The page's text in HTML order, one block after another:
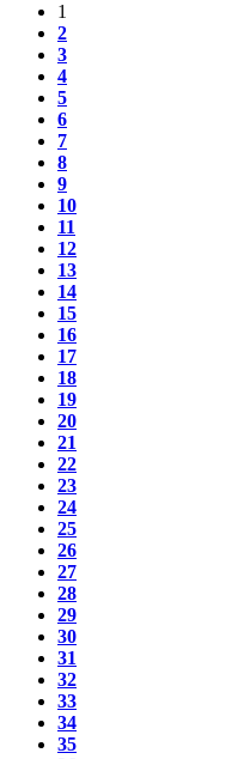
1
2
3
4
5
6
7
8
9
10
11
12
13
14
15
16
17
18
19
20
21
22
23
24
25
26
27
28
29
30
31
32
33
34
35